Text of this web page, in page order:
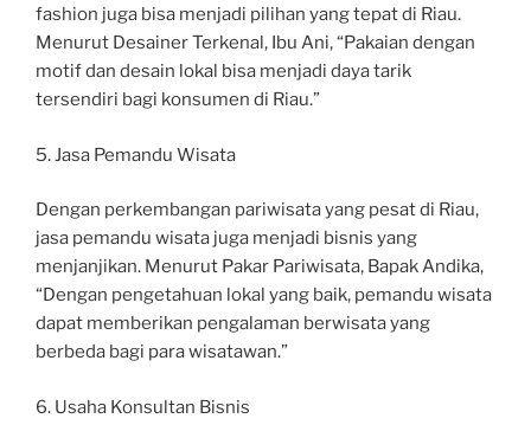
fashion juga bisa menjadi pilihan yang tepat di Riau.
Menurut Desainer Terkenal, Ibu Ani, “Pakaian dengan
motif dan desain lokal bisa menjadi daya tarik
tersendiri bagi konsumen di Riau.”
5. Jasa Pemandu Wisata
Dengan perkembangan pariwisata yang pesat di Riau,
jasa pemandu wisata juga menjadi bisnis yang
menjanjikan. Menurut Pakar Pariwisata, Bapak Andika,
“Dengan pengetahuan lokal yang baik, pemandu wisata
dapat memberikan pengalaman berwisata yang
berbeda bagi para wisatawan.”
6. Usaha Konsultan Bisnis